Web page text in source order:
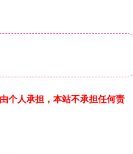
个人承担，本站不承担任何责